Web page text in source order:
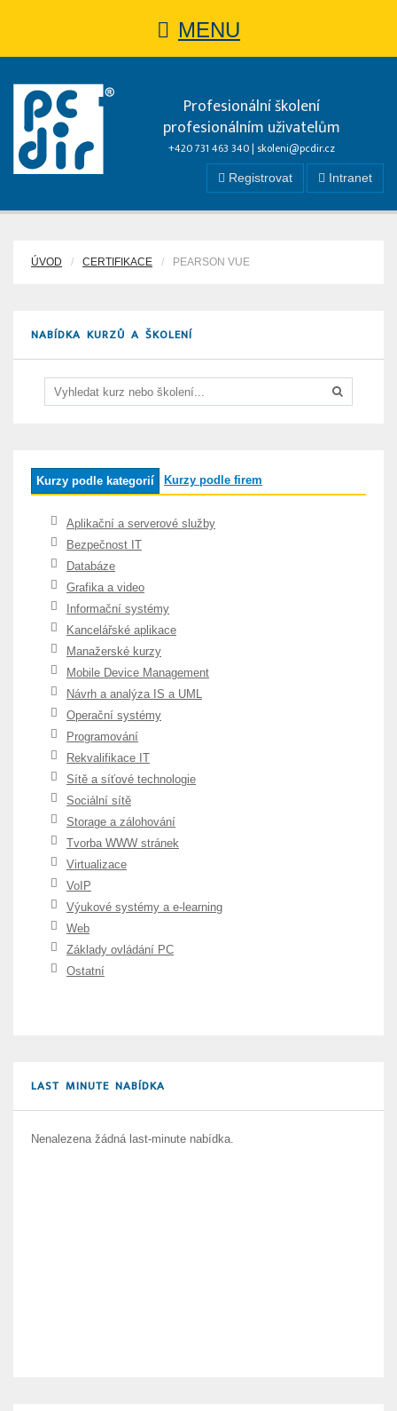
MENU
Profesionální školení
profesionálním uživatelům
+420 731 463 340 | skoleni@pcdir.cz
Registrovat Intranet
ÚVOD CERTIFIKACE PEARSON VUE
NABÍDKA KURZŮ A ŠKOLENÍ
Kurzy podle kategorií Kurzy podle firem
Aplikační a serverové služby
Bezpečnost IT
Databáze
Grafika a video
Informační systémy
Kancelářské aplikace
Manažerské kurzy
Mobile Device Management
Návrh a analýza IS a UML
Operační systémy
Programování
Rekvalifikace IT
Sítě a síťové technologie
Sociální sítě
Storage a zálohování
Tvorba WWW stránek
Virtualizace
VoIP
Výukové systémy a e-learning
Web
Základy ovládání PC
Ostatní
LAST MINUTE NABÍDKA
Nenalezena žádná last-minute nabídka.